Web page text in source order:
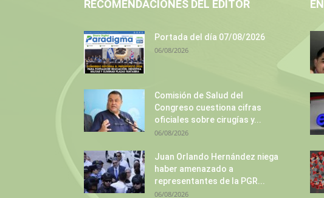
RECOMENDACIONES DEL EDITOR
Portada del día 07/08/2026
06/08/2026
Comisión de Salud del
Congreso cuestiona cifras
oficiales sobre cirugías y...
06/08/2026
Juan Orlando Hernández niega
haber amenazado a
representantes de la PGR...
06/08/2026